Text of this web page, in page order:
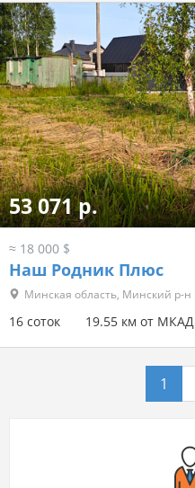
53 071 р.
≈ 18 000 $
Наш Родник Плюс
Минская область, Минский р-н
16 соток 19.55 км от МКАД
1